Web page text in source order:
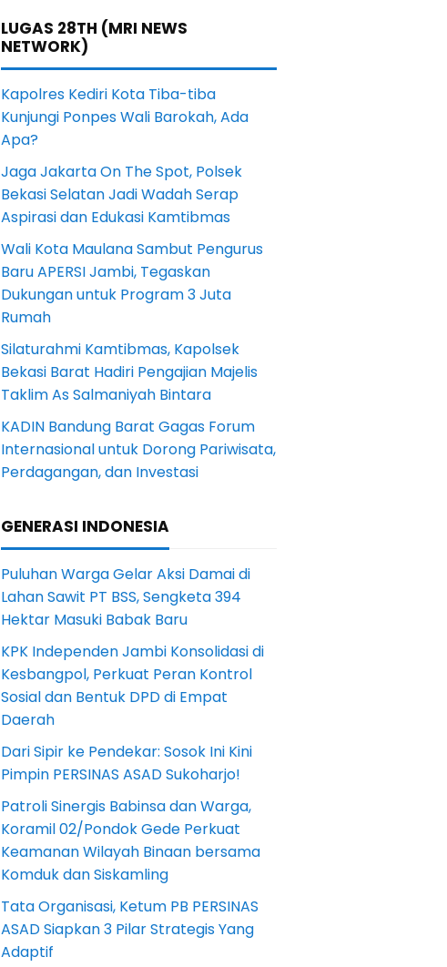
LUGAS 28TH (MRI NEWS
NETWORK)
Kapolres Kediri Kota Tiba-tiba
Kunjungi Ponpes Wali Barokah, Ada
Apa?
Jaga Jakarta On The Spot, Polsek
Bekasi Selatan Jadi Wadah Serap
Aspirasi dan Edukasi Kamtibmas
Wali Kota Maulana Sambut Pengurus
Baru APERSI Jambi, Tegaskan
Dukungan untuk Program 3 Juta
Rumah
Silaturahmi Kamtibmas, Kapolsek
Bekasi Barat Hadiri Pengajian Majelis
Taklim As Salmaniyah Bintara
KADIN Bandung Barat Gagas Forum
Internasional untuk Dorong Pariwisata,
Perdagangan, dan Investasi
GENERASI INDONESIA
Puluhan Warga Gelar Aksi Damai di
Lahan Sawit PT BSS, Sengketa 394
Hektar Masuki Babak Baru
KPK Independen Jambi Konsolidasi di
Kesbangpol, Perkuat Peran Kontrol
Sosial dan Bentuk DPD di Empat
Daerah
Dari Sipir ke Pendekar: Sosok Ini Kini
Pimpin PERSINAS ASAD Sukoharjo!
Patroli Sinergis Babinsa dan Warga,
Koramil 02/Pondok Gede Perkuat
Keamanan Wilayah Binaan bersama
Komduk dan Siskamling
Tata Organisasi, Ketum PB PERSINAS
ASAD Siapkan 3 Pilar Strategis Yang
Adaptif